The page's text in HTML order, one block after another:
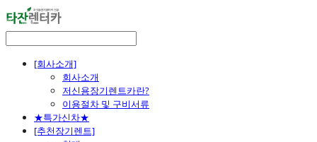
[회사소개]
회사소개
저신용장기렌트카란?
이용절차 및 구비서류
★특가신차★
[추천장기렌트]